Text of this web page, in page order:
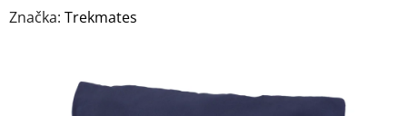
Značka: Trekmates